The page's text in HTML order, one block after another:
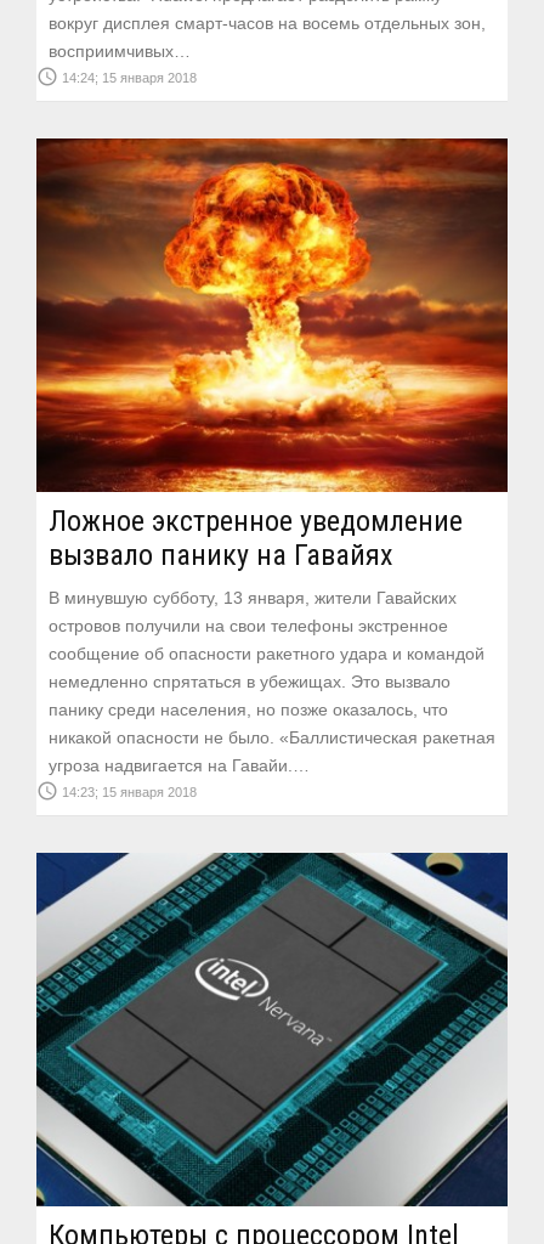
вокруг дисплея смарт-часов на восемь отдельных зон,
восприимчивых…
access_time 14:24; 15 января 2018
Ложное экстренное уведомление
вызвало панику на Гавайях
В минувшую субботу, 13 января, жители Гавайских
островов получили на свои телефоны экстренное
сообщение об опасности ракетного удара и командой
немедленно спрятаться в убежищах. Это вызвало
панику среди населения, но позже оказалось, что
никакой опасности не было. «Баллистическая ракетная
угроза надвигается на Гавайи.…
access_time 14:23; 15 января 2018
Компьютеры с процессором Intel